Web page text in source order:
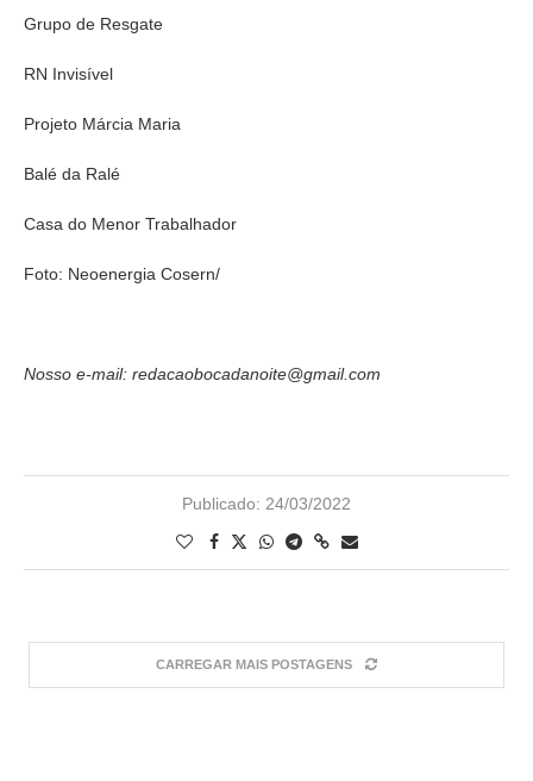
Grupo de Resgate
RN Invisível
Projeto Márcia Maria
Balé da Ralé
Casa do Menor Trabalhador
Foto: Neoenergia Cosern/
Nosso e-mail: redacaobocadanoite@gmail.com
Publicado: 24/03/2022
CARREGAR MAIS POSTAGENS